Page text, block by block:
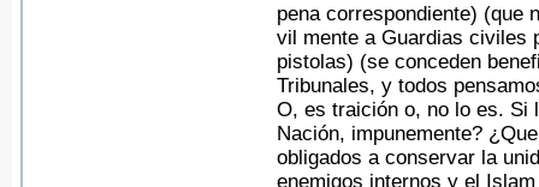
pena correspondiente) (que
vil mente a Guardias civiles
pistolas) (se conceden
Tribunales, y todos
O, es traición o, no lo es. Si
Nación, impunemente?
obligados a conservar la
enemigos internos y el